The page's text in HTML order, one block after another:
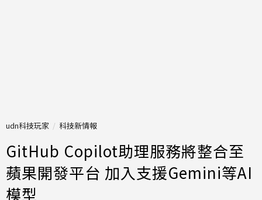
udn科技玩家 科技新情報
GitHub Copilot助理服務將整合至
蘋果開發平台 加入支援Gemini等AI
模型